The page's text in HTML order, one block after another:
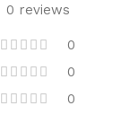
0 reviews
0
0
0